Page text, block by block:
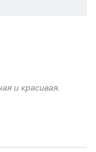
и красивая.